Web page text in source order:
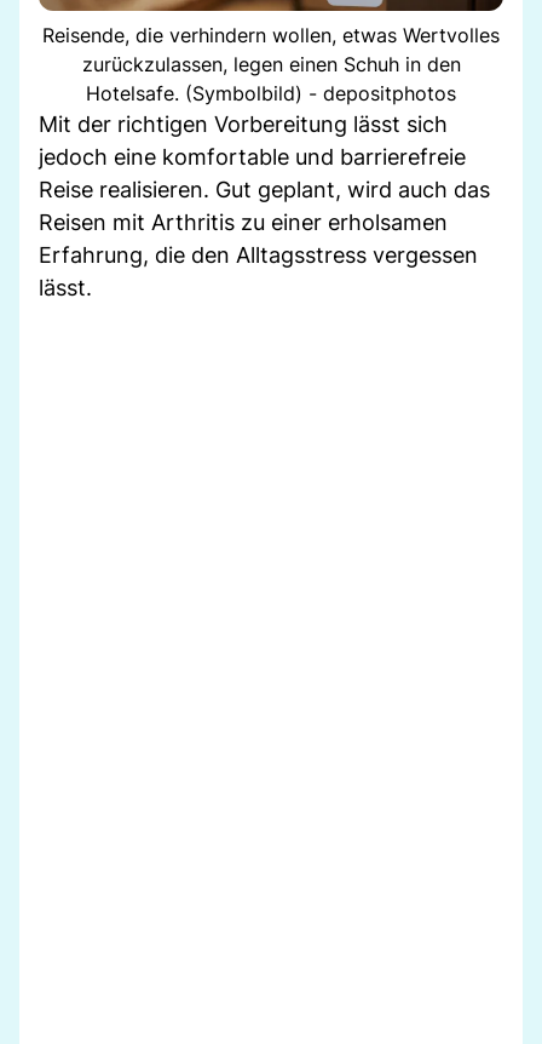
Reisende, die verhindern wollen, etwas Wertvolles
zurückzulassen, legen einen Schuh in den
Hotelsafe. (Symbolbild) - depositphotos
Mit der richtigen Vorbereitung lässt sich
jedoch eine komfortable und barrierefreie
Reise realisieren. Gut geplant, wird auch das
Reisen mit Arthritis zu einer erholsamen
Erfahrung, die den Alltagsstress vergessen
lässt.